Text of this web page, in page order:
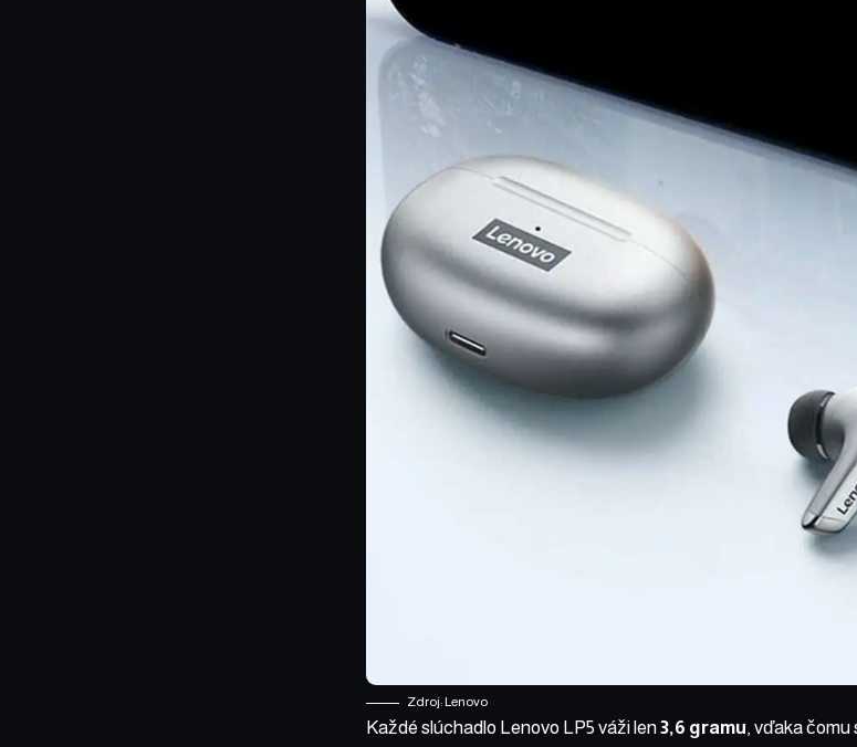
Zdroj: Lenovo
Každé slúchadlo Lenovo LP5 váži len3,6 gramu, vďaka čomu